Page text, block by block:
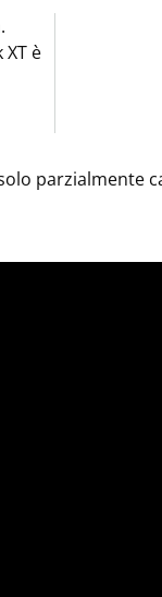
è
parzialmente